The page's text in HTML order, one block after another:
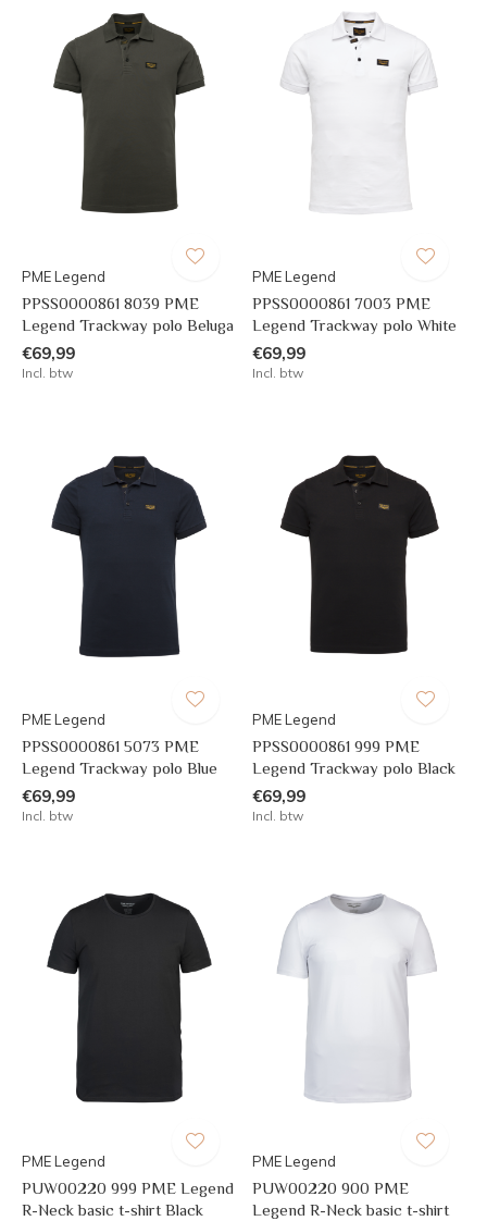
PME Legend
PPSS0000861 8039 PME
Legend Trackway polo Beluga
€69,99
Incl. btw
PME Legend
PPSS0000861 7003 PME
Legend Trackway polo White
€69,99
Incl. btw
PME Legend
PPSS0000861 5073 PME
Legend Trackway polo Blue
€69,99
Incl. btw
PME Legend
PPSS0000861 999 PME
Legend Trackway polo Black
€69,99
Incl. btw
PME Legend
PUW00220 999 PME Legend
R-Neck basic t-shirt Black
PME Legend
PUW00220 900 PME
Legend R-Neck basic t-shirt